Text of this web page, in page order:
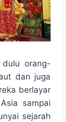
orang-
dan juga
berlayar
sampai
sejarah